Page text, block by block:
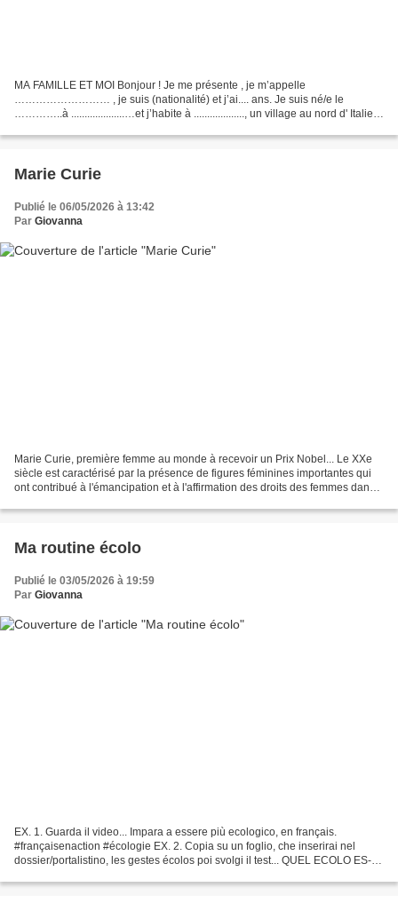
MA FAMILLE ET MOI Bonjour ! Je me présente , je m’appelle
……………………… , je suis (nationalité) et j’ai.... ans. Je suis né/e le
…………..à ....................…et j’habite à ..................., un village au nord d' Italie
Marie Curie
Publié le 06/05/2026 à 13:42
Par Giovanna
Marie Curie, première femme au monde à recevoir un Prix Nobel... Le XXe
siècle est caractérisé par la présence de figures féminines importantes qui
ont contribué à l'émancipation et à l'affirmation des droits des femmes dans
Ma routine écolo
Publié le 03/05/2026 à 19:59
Par Giovanna
EX. 1. Guarda il video... Impara a essere più ecologico, en français.
#françaisenaction #écologie EX. 2. Copia su un foglio, che inserirai nel
dossier/portalistino, les gestes écolos poi svolgi il test... QUEL ECOLO ES-